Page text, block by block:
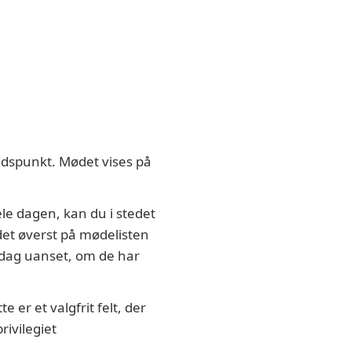
Mødet vises på
dagen, kan du i stedet
øverst på mødelisten
uanset, om de har
er et valgfrit felt, der